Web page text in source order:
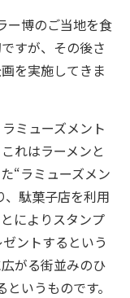
ー博のご当地を食
すが、その後さ
を実施してきま
ミューズメント
れはラーメンと
“ラミューズメン
、駄菓子店を利用
によりスタンプ
ントするという
がる街並みのひ
いうものです。